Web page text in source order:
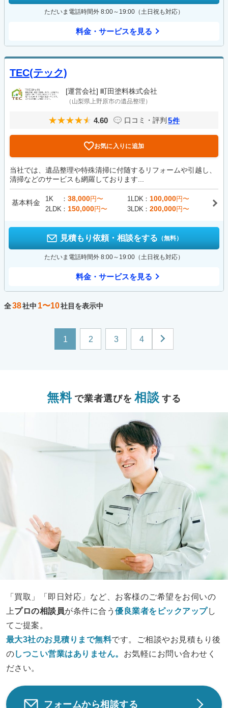
ただいま電話時間外 8:00～19:00（土日祝も対応）
料金・サービスを見る
TEC(テック)
[運営会社] 町田塗料株式会社
（山梨県上野原市の遺品整理）
4.60 口コミ・評判 5件
お気に入りに追加
当社では、遺品整理や特殊清掃に付随するリフォームや引越し、
清掃などのサービスも網羅しております...
基本料金 1K 38,000円〜 1LDK 100,000円〜
2LDK
150,000円〜 3LDK 200,000円〜
見積もり依頼・相談をする （無料）
ただいま電話時間外 8:00～19:00（土日祝も対応）
料金・サービスを見る
全38社中 1〜10社目を表示中
1 2 3 4
無料 で業者選びを 相談 する
「買取」「即日対応」など、お客様のご希望をお伺いの
上プロの相談員が条件に合う優良業者をピックアップし
てご提案。
最大3社のお見積りまで無料です。ご相談やお見積もり後
のしつこい営業はありません。 お気軽にお問い合わせく
ださい。
フォームから相談する